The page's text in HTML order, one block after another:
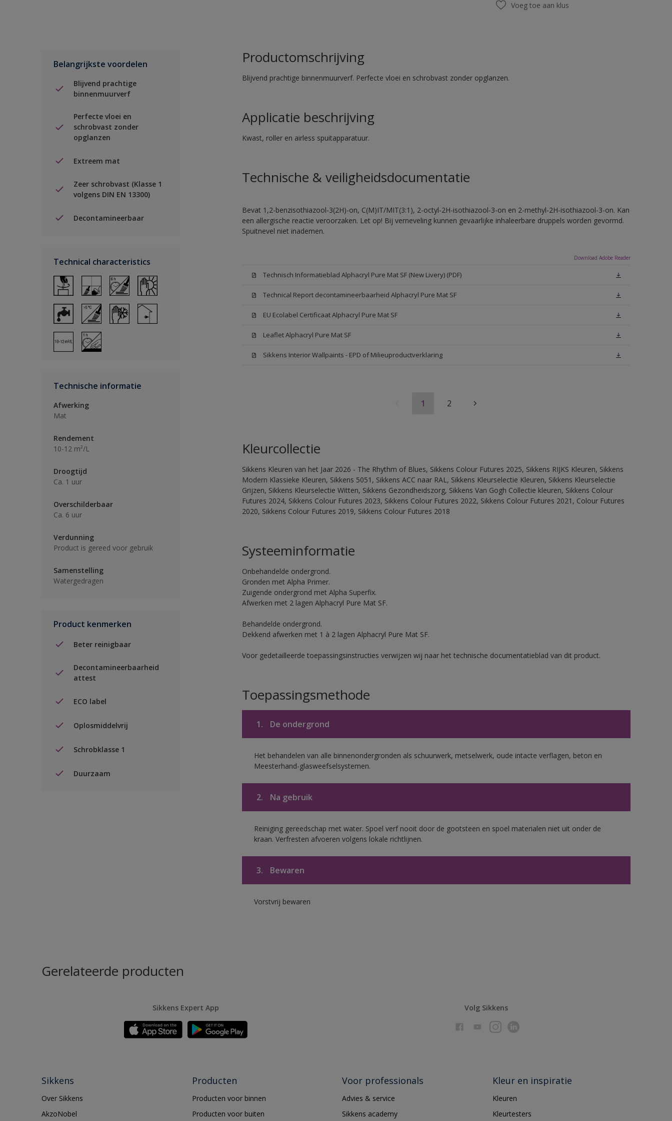
Voeg toe aan klus
Belangrijkste voordelen
Blijvend prachtige
binnenmuurverf
Perfecte vloei en
schrobvast zonder
opglanzen
Extreem mat
Zeer schrobvast (Klasse 1
volgens DIN EN 13300)
Decontamineerbaar
Technical characteristics
Technische informatie
Afwerking
Mat
Rendement
10-12 m²/L
Droogtijd
Ca. 1 uur
Overschilderbaar
Ca. 6 uur
Verdunning
Product is gereed voor gebruik
Samenstelling
Watergedragen
Product kenmerken
Beter reinigbaar
Decontamineerbaarheid
attest
ECO label
Oplosmiddelvrij
Schrobklasse 1
Duurzaam
Productomschrijving
Blijvend prachtige binnenmuurverf. Perfecte vloei en schrobvast zonder opglanzen.
Applicatie beschrijving
Kwast, roller en airless spuitapparatuur.
Technische & veiligheidsdocumentatie
Bevat 1,2-benzisothiazool-3(2H)-on, C(M)IT/MIT(3:1), 2-octyl-2H-isothiazool-3-on en 2-methyl-2H-isothiazool-3-on. Kan
een allergische reactie veroorzaken. Let op! Bij verneveling kunnen gevaarlijke inhaleerbare druppels worden gevormd.
Spuitnevel niet inademen.
Download Adobe Reader
Technisch Informatieblad Alphacryl Pure Mat SF (New Livery) (PDF)
Technical Report decontamineerbaarheid Alphacryl Pure Mat SF
EU Ecolabel Certificaat Alphacryl Pure Mat SF
Leaflet Alphacryl Pure Mat SF
Sikkens Interior Wallpaints - EPD of Milieuproductverklaring
1 2
Kleurcollectie
Sikkens Kleuren van het Jaar 2026 - The Rhythm of Blues, Sikkens Colour Futures 2025, Sikkens RIJKS Kleuren, Sikkens
Modern Klassieke Kleuren, Sikkens 5051, Sikkens ACC naar RAL, Sikkens Kleurselectie Kleuren, Sikkens Kleurselectie
Grijzen, Sikkens Kleurselectie Witten, Sikkens Gezondheidszorg, Sikkens Van Gogh Collectie kleuren, Sikkens Colour
Futures 2024, Sikkens Colour Futures 2023, Sikkens Colour Futures 2022, Sikkens Colour Futures 2021, Colour Futures
2020, Sikkens Colour Futures 2019, Sikkens Colour Futures 2018
Systeeminformatie
Onbehandelde ondergrond.
Gronden met Alpha Primer.
Zuigende ondergrond met Alpha Superfix.
Afwerken met 2 lagen Alphacryl Pure Mat SF.
Behandelde ondergrond.
Dekkend afwerken met 1 à 2 lagen Alphacryl Pure Mat SF.
Voor gedetailleerde toepassingsinstructies verwijzen wij naar het technische documentatieblad van dit product.
Toepassingsmethode
1. De ondergrond
Het behandelen van alle binnenondergronden als schuurwerk, metselwerk, oude intacte verflagen, beton en
Meesterhand-glasweefselsystemen.
2. Na gebruik
Reiniging gereedschap met water. Spoel verf nooit door de gootsteen en spoel materialen niet uit onder de
kraan. Verfresten afvoeren volgens lokale richtlijnen.
3. Bewaren
Vorstvrij bewaren
Gerelateerde producten
Sikkens Expert App Volg Sikkens
Sikkens
Over Sikkens
AkzoNobel
Producten
Producten voor binnen
Producten voor buiten
Voor professionals
Advies & service
Sikkens academy
Kleur en inspiratie
Kleuren
Kleurtesters